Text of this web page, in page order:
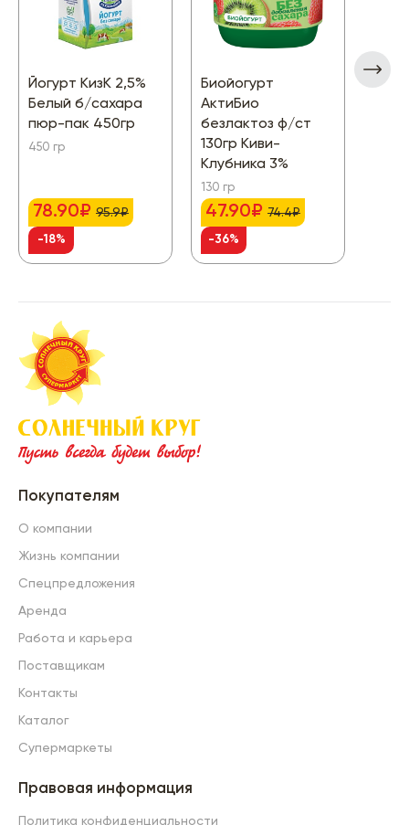
Йогурт КизК 2,5%
Белый б/сахара
пюр-пак 450гр
450 гр
78.90₽ 95.9₽
-18%
Биойогурт
АктиБио
безлактоз ф/ст
130гр Киви-
Клубника 3%
130 гр
47.90₽ 74.4₽
-36%
Покупателям
О компании
Жизнь компании
Спецпредложения
Аренда
Работа и карьера
Поставщикам
Контакты
Каталог
Супермаркеты
Правовая информация
Политика конфиденциальности